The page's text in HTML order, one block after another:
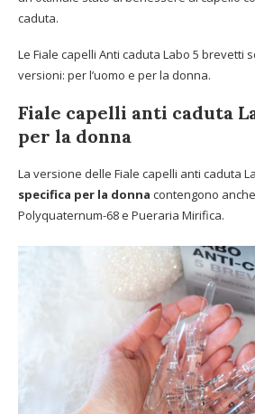
caduta.
Le Fiale capelli Anti caduta Labo 5 brevetti
versioni: per l’uomo e per la donna.
Fiale capelli anti caduta
per la donna
La versione delle Fiale capelli anti caduta
specifica per la donna contengono
Polyquaternum-68 e Pueraria Mirifica.